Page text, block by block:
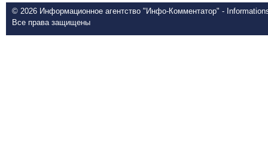
© 2026 Информационное агентство "Инфо-Комментатор" -
Все права защищены